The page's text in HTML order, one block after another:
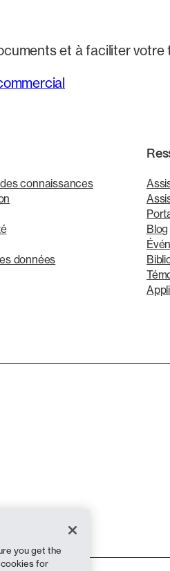
et à faciliter votre
connaissances
données
Blog
you get the
for